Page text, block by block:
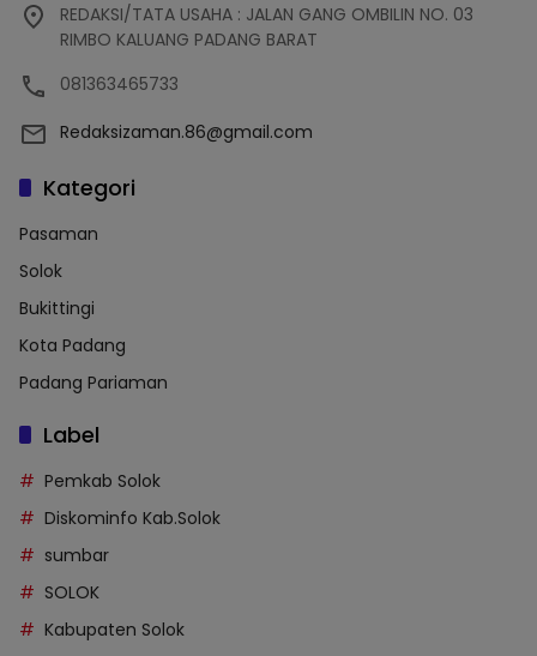
REDAKSI/TATA USAHA : JALAN GANG OMBILIN NO. 03
RIMBO KALUANG PADANG BARAT
081363465733
Redaksizaman.86@gmail.com
Kategori
Pasaman
Solok
Bukittingi
Kota Padang
Padang Pariaman
Label
Pemkab Solok
Diskominfo Kab.Solok
sumbar
SOLOK
Kabupaten Solok